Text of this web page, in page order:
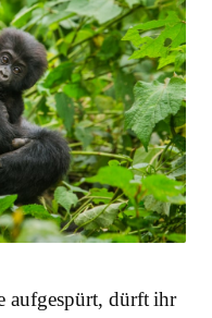
aufgespürt, dürft ihr